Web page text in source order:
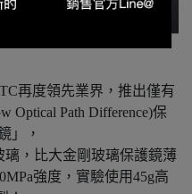
再度領先業界，推出僅有
Optical Path Difference)保
」，
，比大金剛玻璃保護鏡薄
強度，實驗使用45g高